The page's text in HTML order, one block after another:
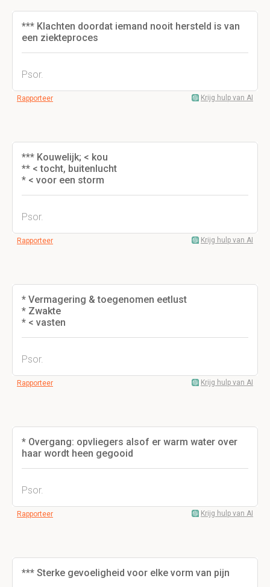
*** Klachten doordat iemand nooit hersteld is van
een ziekteproces
Psor.
Rapporteer Krijg hulp van AI
*** Kouwelijk; < kou
** < tocht, buitenlucht
* < voor een storm
Psor.
Rapporteer Krijg hulp van AI
* Vermagering & toegenomen eetlust
* Zwakte
* < vasten
Psor.
Rapporteer Krijg hulp van AI
* Overgang: opvliegers alsof er warm water over
haar wordt heen gegooid
Psor.
Rapporteer Krijg hulp van AI
*** Sterke gevoeligheid voor elke vorm van pijn